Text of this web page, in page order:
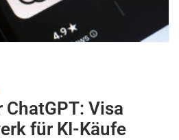
ChatGPT: Visa
für KI-Käufe